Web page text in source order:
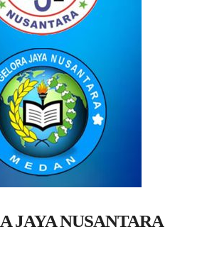
JAYA NUSANTARA